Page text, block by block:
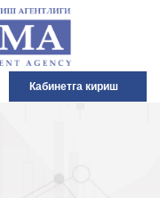
Кабинетга кириш